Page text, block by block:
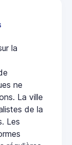
la
ne
La ville
de la
Les